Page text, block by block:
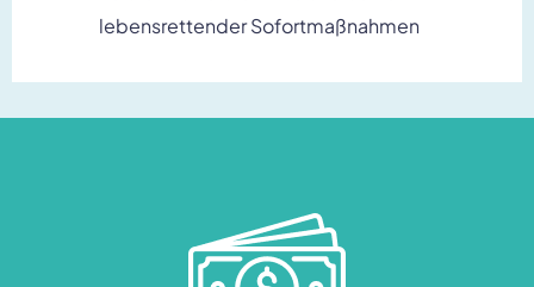
lebensrettender Sofortmaßnahmen